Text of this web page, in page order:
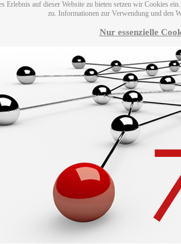
Erlebnis auf dieser Website zu bieten setzen wir Cookies
zu. Informationen zur Verwendung und den
Nur essenzielle